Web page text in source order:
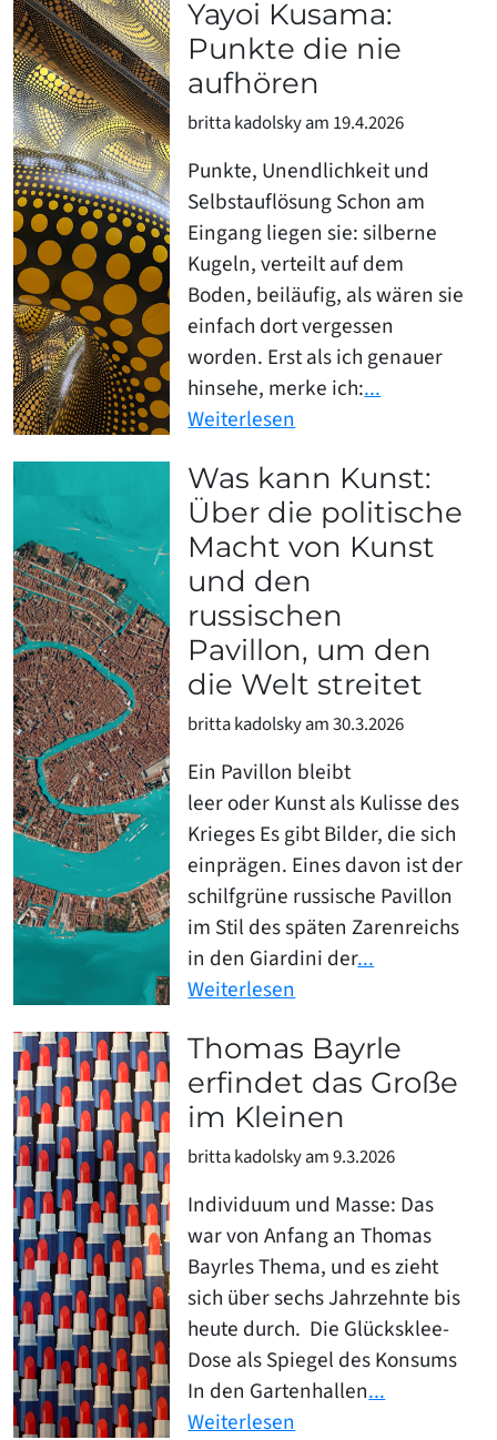
Yayoi Kusama:
Punkte die nie
aufhören
britta kadolsky am 19.4.2026
Punkte, Unendlichkeit und
Selbstauflösung Schon am
Eingang liegen sie: silberne
Kugeln, verteilt auf dem
Boden, beiläufig, als wären sie
einfach dort vergessen
worden. Erst als ich genauer
hinsehe, merke ich:...
Weiterlesen
Was kann Kunst:
Über die politische
Macht von Kunst
und den
russischen
Pavillon, um den
die Welt streitet
britta kadolsky am 30.3.2026
Ein Pavillon bleibt
leer oder Kunst als Kulisse des
Krieges Es gibt Bilder, die sich
einprägen. Eines davon ist der
schilfgrüne russische Pavillon
im Stil des späten Zarenreichs
in den Giardini der...
Weiterlesen
Thomas Bayrle
erfindet das Große
im Kleinen
britta kadolsky am 9.3.2026
Individuum und Masse: Das
war von Anfang an Thomas
Bayrles Thema, und es zieht
sich über sechs Jahrzehnte bis
heute durch. Die Glücksklee-
Dose als Spiegel des Konsums
In den Gartenhallen...
Weiterlesen